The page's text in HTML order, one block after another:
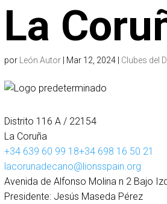
La
por León Autor Mar 12, 2024 Clubes del
Distrito 116 A/ 22154
La Coruña
+34 639 60 99 18+34 698 16 50 21
lacorunadecano@lionsspain.org
Avenida de Alfonso Molina n 2 Bajo
Presidente: Jesús Maseda Pérez